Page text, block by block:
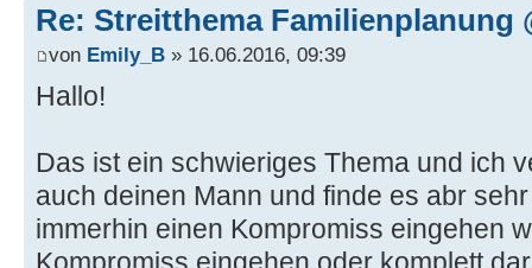
Re: Streitthema Familienplanung
von Emily_B » 16.06.2016, 09:39
Hallo!
Das ist ein schwieriges Thema und ich
auch deinen Mann und finde es abr
immerhin einen Kompromiss eingehen